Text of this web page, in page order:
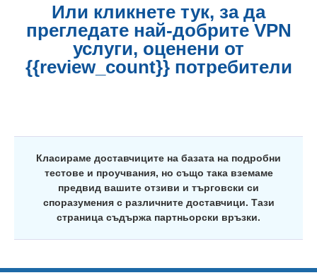
Или кликнете тук, за да
прегледате най-добрите VPN
услуги, оценени от
{{review_count}} потребители
Класираме доставчиците на базата на подробни
тестове и проучвания, но също така вземаме
предвид вашите отзиви и търговски си
споразумения с различните доставчици. Тази
страница съдържа партньорски връзки.